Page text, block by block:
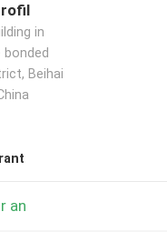
in
bonded
Beihai
an